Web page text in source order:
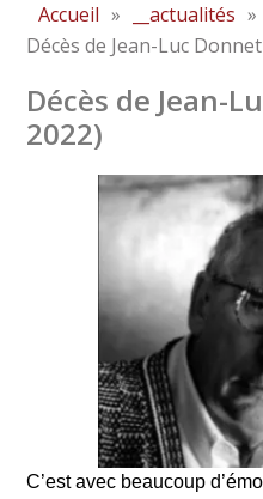
Accueil » __actualités »
Décès de Jean-Luc
Décès de Jean-
2022)
C’est avec beaucoup